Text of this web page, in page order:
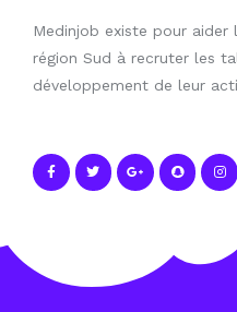
Medinjob existe pour aider
région Sud à recruter les
développement de leur